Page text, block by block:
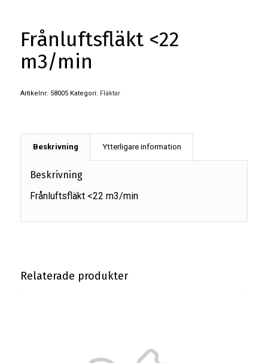
Frånluftsfläkt <22
m3/min
Artikelnr: 58005 Kategori: Fläktar
Beskrivning Ytterligare information
Beskrivning
Frånluftsfläkt <22 m3/min
Relaterade produkter